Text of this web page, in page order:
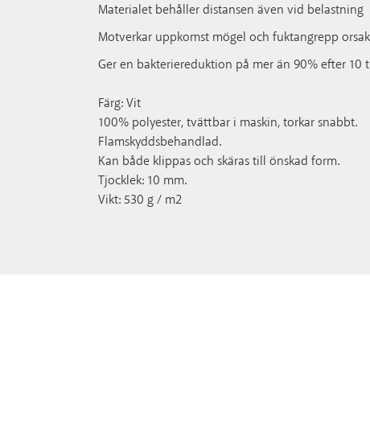
Materialet behåller distansen även vid
Motverkar uppkomst mögel och fuktangrepp
Ger en bakteriereduktion på mer än 90% efter
Färg: Vit
100% polyester, tvättbar i maskin, torkar snabbt.
Flamskyddsbehandlad.
Kan både klippas och skäras till önskad form.
Tjocklek: 10 mm.
Vikt: 530 g / m2